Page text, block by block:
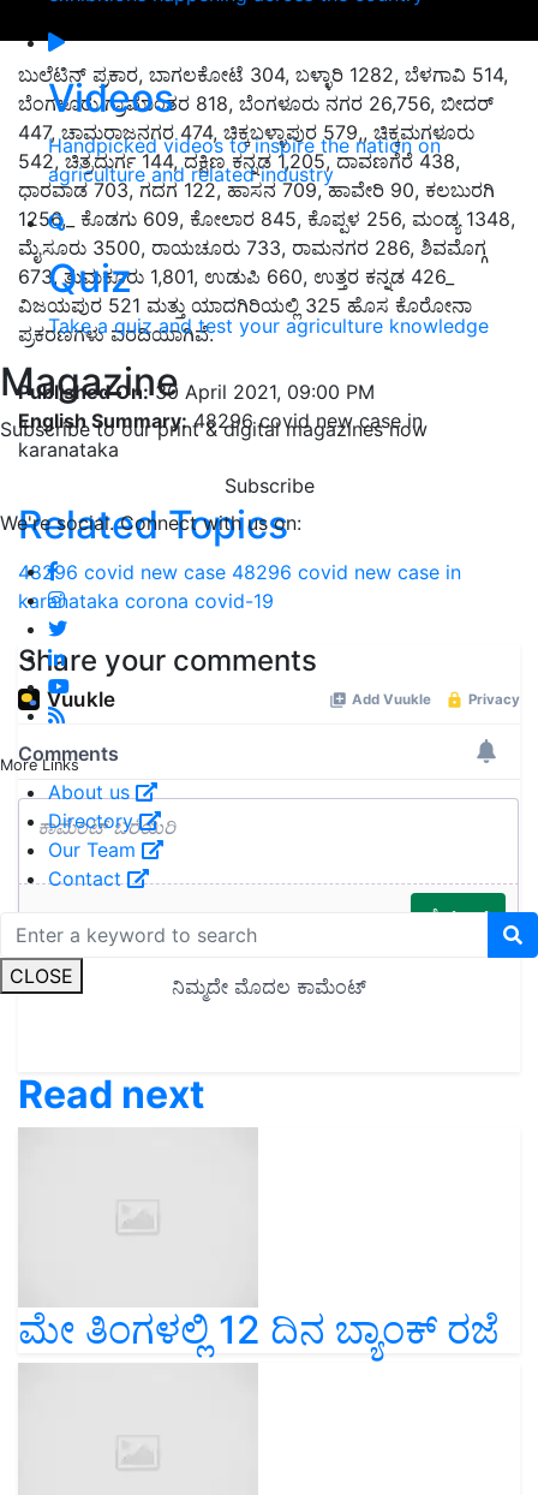
Videos
Handpicked videos to inspire the nation on
agriculture and related industry
Quiz
Take a quiz and test your agriculture knowledge
Magazine
Subscribe to our print & digital magazines now
Subscribe
We're social. Connect with us on:
More Links
About us
Directory
Our Team
Contact
CLOSE
ಬುಲೆಟಿನ್ ಪ್ರಕಾರ, ಬಾಗಲಕೋಟೆ 304, ಬಳ್ಳಾರಿ 1282, ಬೆಳಗಾವಿ 514,
ಬೆಂಗಳೂರು ಗ್ರಾಮಾಂತರ 818, ಬೆಂಗಳೂರು ನಗರ 26,756, ಬೀದರ್
447, ಚಾಮರಾಜನಗರ 474, ಚಿಕ್ಕಬಳ್ಳಾಪುರ 579,, ಚಿಕ್ಕಮಗಳೂರು
542, ಚಿತ್ರದುರ್ಗ 144, ದಕ್ಷಿಣ ಕನ್ನಡ 1,205, ದಾವಣಗೆರೆ 438,
ಧಾರವಾಡ 703, ಗದಗ 122, ಹಾಸನ 709, ಹಾವೇರಿ 90, ಕಲಬುರಗಿ
1256,_ ಕೊಡಗು 609, ಕೋಲಾರ 845, ಕೊಪ್ಪಳ 256, ಮಂಡ್ಯ 1348,
ಮೈಸೂರು 3500, ರಾಯಚೂರು 733, ರಾಮನಗರ 286, ಶಿವಮೊಗ್ಗ
673, ತುಮಕೂರು 1,801, ಉಡುಪಿ 660, ಉತ್ತರ ಕನ್ನಡ 426_
ವಿಜಯಪುರ 521 ಮತ್ತು ಯಾದಗಿರಿಯಲ್ಲಿ 325 ಹೊಸ ಕೊರೋನಾ
ಪ್ರಕರಣಗಳು ವರದಿಯಾಗಿವೆ.
Published On:30 April 2021, 09:00 PM
English Summary:48296 covid new case in
karanataka
Related Topics
48296 covid new case 48296 covid new case in
karanataka corona covid-19
Share your comments
Read next
ಮೇ ತಿಂಗಳಲ್ಲಿ 12 ದಿನ ಬ್ಯಾಂಕ್ ರಜೆ